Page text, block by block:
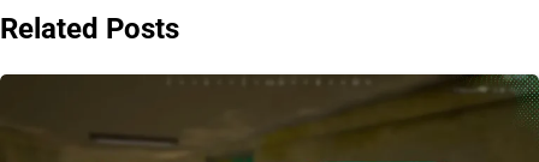
Related Posts